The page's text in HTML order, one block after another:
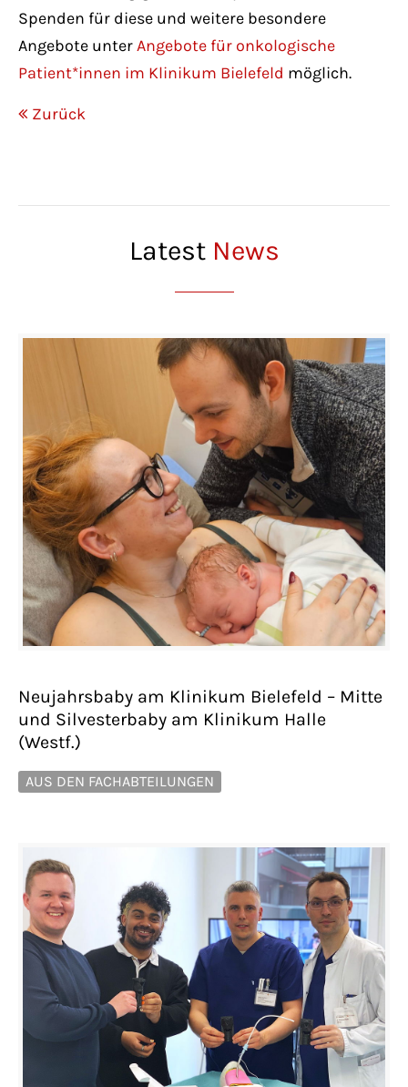
Spenden für diese und weitere besondere
Angebote unterAngebote für onkologische
Patient*innen im Klinikum Bielefeld möglich.
Zurück
Latest News
Neujahrsbaby am Klinikum Bielefeld – Mitte
und Silvesterbaby am Klinikum Halle
(Westf.)
AUS DEN FACHABTEILUNGEN